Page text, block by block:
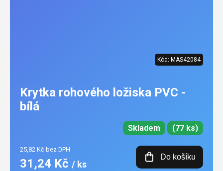
Kód: MAS42084
Krytka rohového ložiska PVC -
bílá
Skladem (77 ks)
25,82 Kč bez DPH
31,24 Kč / ks
Do košíku